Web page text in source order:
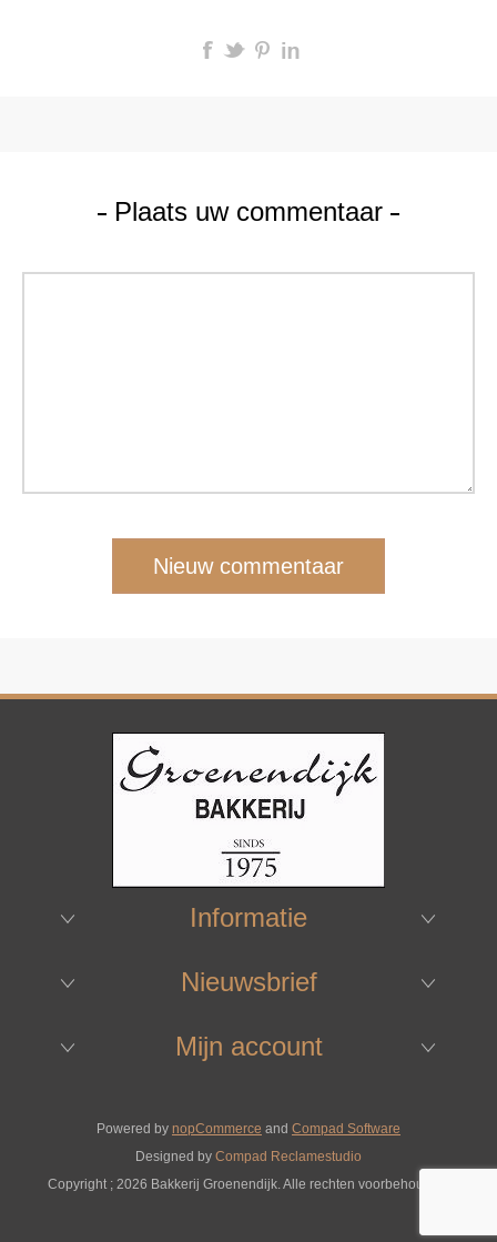
Plaats uw commentaar
Informatie
Nieuwsbrief
Mijn account
Powered by nopCommerce and Compad Software
Designed by Compad Reclamestudio
Copyright ; 2026 Bakkerij Groenendijk. Alle rechten voorbehouden.